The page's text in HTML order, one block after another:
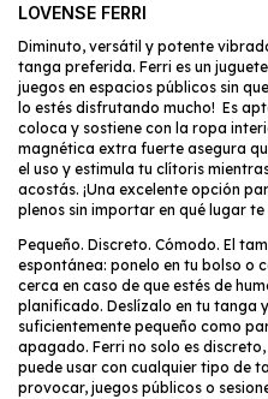
LOVENSE FERRI
Diminuto, versátil y potente
tanga preferida. Ferri es un
juegos en espacios públicos sin
lo estés disfrutando mucho! Es
coloca y sostiene con la ropa
magnética extra fuerte asegura
el uso y estimula tu clítoris
acostás. ¡Una excelente opción
plenos sin importar en qué lugar te
Pequeño. Discreto. Cómodo. El
espontánea: ponelo en tu bolso o
cerca en caso de que estés de
planificado. Deslízalo en tu tanga
suficientemente pequeño como
apagado. Ferri no solo es
puede usar con cualquier tipo de
provocar, juegos públicos o